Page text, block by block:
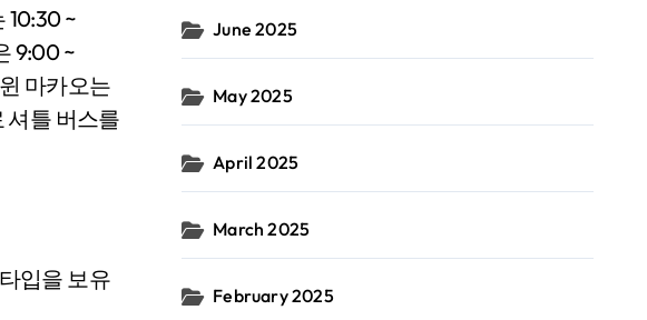
~
9:00 ~
마카오는
셔틀 버스를
입을 보유
June 2025
May 2025
April 2025
March 2025
February 2025